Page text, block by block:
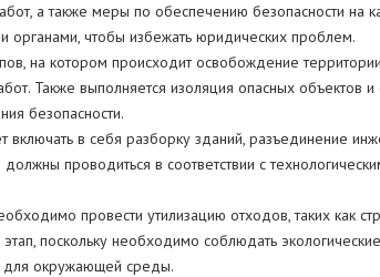
а также меры по обеспечению безопасности на
органами, чтобы избежать юридических проблем.
на котором происходит освобождение
Также выполняется изоляция опасных объектов и
безопасности.
в себя разборку зданий, разъединение
проводиться в соответствии с
провести утилизацию отходов, таких как
поскольку необходимо соблюдать
для окружающей среды.